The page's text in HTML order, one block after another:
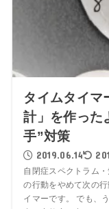
タイムタイマ
計」を作った
手”対策
2019.06.14
自閉症スペクトラム
の行動をやめて次の
イマーです。 でも、